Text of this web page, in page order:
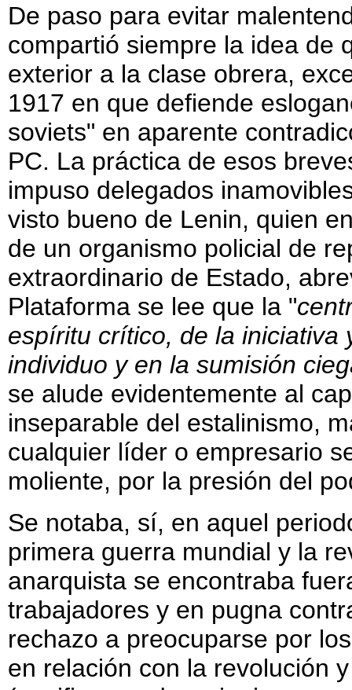
De paso para evitar
compartió siempre la idea de
exterior a la clase obrera,
1917 en que defiende
soviets" en aparente
PC. La práctica de esos
impuso delegados
visto bueno de Lenin, quien
de un organismo policial de
extraordinario de Estado,
Plataforma se lee que la "
espíritu crítico, de la iniciativa
individuo y en la sumisión
se alude evidentemente al
inseparable del estalinismo,
cualquier líder o empresario
moliente, por la presión del
Se notaba, sí, en aquel
primera guerra mundial y la
anarquista se encontraba
trabajadores y en pugna
rechazo a preocuparse por
en relación con la revolución